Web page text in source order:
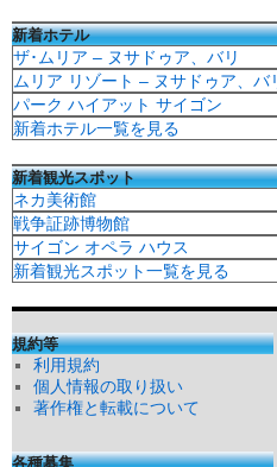
新着ホテル
ザ･ムリア – ヌサドゥア、バリ
ムリア リゾート – ヌサドゥア、バ
パーク ハイアット サイゴン
新着ホテル一覧を見る
新着観光スポット
ネカ美術館
戦争証跡博物館
サイゴン オペラ ハウス
新着観光スポット一覧を見る
規約等
利用規約
個人情報の取り扱い
著作権と転載について
各種募集